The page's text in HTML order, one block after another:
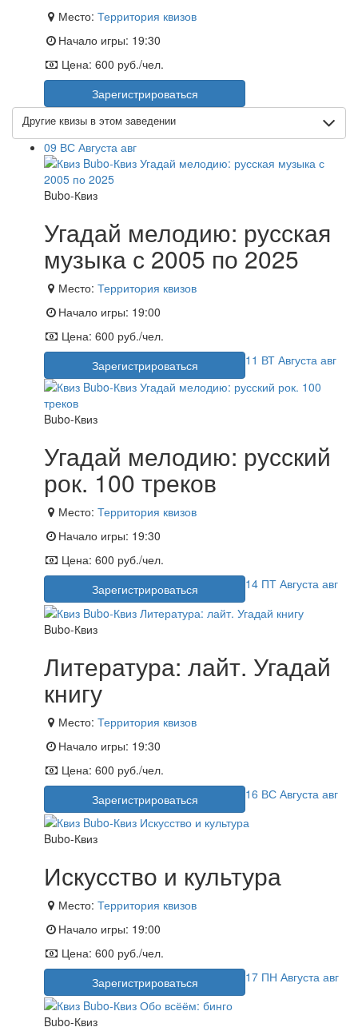
Место: Территория квизов
Начало игры: 19:30
Цена: 600 руб./чел.
Зарегистрироваться
Другие квизы в этом заведении
09 ВС Августа авг
Bubo-Квиз
Угадай мелодию: русская
музыка с 2005 по 2025
Место: Территория квизов
Начало игры: 19:00
Цена: 600 руб./чел.
Зарегистрироваться
11 ВТ Августа авг
Bubo-Квиз
Угадай мелодию: русский
рок. 100 треков
Место: Территория квизов
Начало игры: 19:30
Цена: 600 руб./чел.
Зарегистрироваться
14 ПТ Августа авг
Bubo-Квиз
Литература: лайт. Угадай
книгу
Место: Территория квизов
Начало игры: 19:30
Цена: 600 руб./чел.
Зарегистрироваться
16 ВС Августа авг
Bubo-Квиз
Искусство и культура
Место: Территория квизов
Начало игры: 19:00
Цена: 600 руб./чел.
Зарегистрироваться
17 ПН Августа авг
Bubo-Квиз